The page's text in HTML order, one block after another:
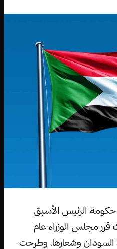
الرئيس الأسبق
مجلس الوزراء عام
السودان وشعارها، وطرحت